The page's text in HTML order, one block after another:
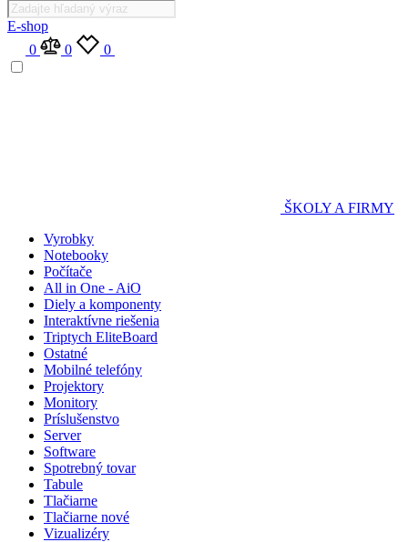
E-shop
0
0 0
ŠKOLY A FIRMY
Vyrobky
Notebooky
Počítače
All in One - AiO
Diely a komponenty
Interaktívne riešenia
Triptych EliteBoard
Ostatné
Mobilné telefóny
Projektory
Monitory
Príslušenstvo
Server
Software
Spotrebný tovar
Tabule
Tlačiarne
Tlačiarne nové
Vizualizéry